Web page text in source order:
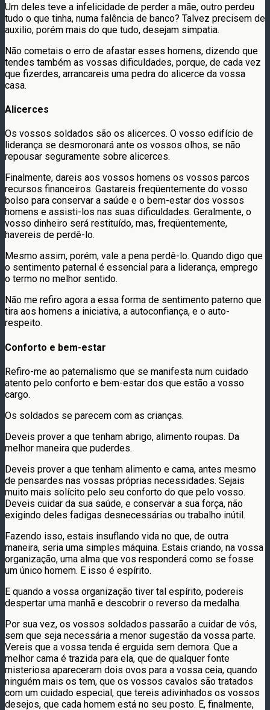
Um deles teve a infelicidade de perder a mãe, outro perdeu
tudo o que tinha, numa falência de banco? Talvez precisem de
auxilio, porém mais do que tudo, desejam simpatia.
Não cometais o erro de afastar esses homens, dizendo que
tendes também as vossas dificuldades, porque, de cada vez
que fizerdes, arrancareis uma pedra do alicerce da vossa
casa.
Alicerces
Os vossos soldados são os alicerces. O vosso edifício de
liderança se desmoronará ante os vossos olhos, se não
repousar seguramente sobre alicerces.
Finalmente, dareis aos vossos homens os vossos parcos
recursos financeiros. Gastareis freqüentemente do vosso
bolso para conservar a saúde e o bem-estar dos vossos
homens e assisti-los nas suas dificuldades. Geralmente, o
vosso dinheiro será restituído, mas, freqüentemente,
havereis de perdê-lo.
Mesmo assim, porém, vale a pena perdê-lo. Quando digo que
o sentimento paternal é essencial para a liderança, emprego
o termo no melhor sentido.
Não me refiro agora a essa forma de sentimento paterno que
tira aos homens a iniciativa, a autoconfiança, e o auto-
respeito.
Conforto e bem-estar
Refiro-me ao paternalismo que se manifesta num cuidado
atento pelo conforto e bem-estar dos que estão a vosso
cargo.
Os soldados se parecem com as crianças.
Deveis prover a que tenham abrigo, alimento roupas. Da
melhor maneira que puderdes.
Deveis prover a que tenham alimento e cama, antes mesmo
de pensardes nas vossas próprias necessidades. Sejais
muito mais solícito pelo seu conforto do que pelo vosso.
Deveis cuidar da sua saúde, e conservar a sua força, não
exigindo deles fadigas desnecessárias ou trabalho inútil.
Fazendo isso, estais insuflando vida no que, de outra
maneira, seria uma simples máquina. Estais criando, na vossa
organização, uma alma que vos responderá como se fosse
um único homem. E isso é espírito.
E quando a vossa organização tiver tal espírito, podereis
despertar uma manhã e descobrir o reverso da medalha.
Por sua vez, os vossos soldados passarão a cuidar de vós,
sem que seja necessária a menor sugestão da vossa parte.
Vereis que a vossa tenda é erguida sem demora. Que a
melhor cama é trazida para ela, que de qualquer fonte
misteriosa apareceram dois ovos para a vossa ceia, quando
ninguém mais os tem, que os vossos cavalos são tratados
com um cuidado especial, que tereis adivinhados os vossos
desejos, que cada homem está no seu posto. E, finalmente,